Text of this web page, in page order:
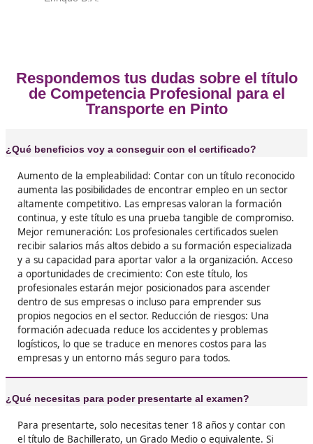
❝
Antes trabajaba para otros. Me saqué el
¡La libertad que me ha dado no tiene precio!
 
Julia, de Pinto
❝ Llevo toda la vida en el sector, pero sin el
podía hacer ciertas gestiones. Me preparé
cuenta con test online, y en dos meses estaba
aprobado. Me quitó un peso de encima.

Damián, 32 años
❝ No tenía ni idea de transporte, pero hice un
me presenté en abril. Saqué plaza y ya me
cualquiera puede.